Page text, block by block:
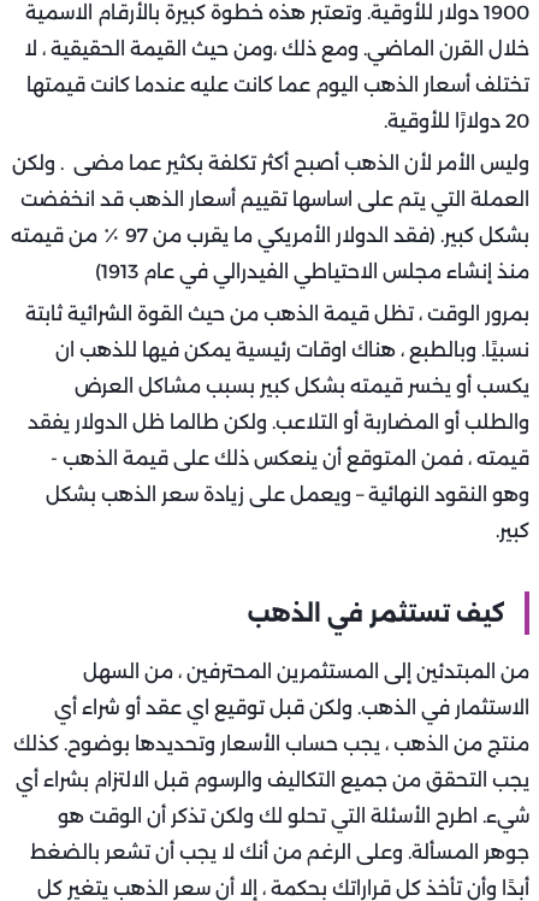
1900 دولار للأوقية. وتعتبر هذه خطوة كبيرة بالأرقام الاسمية
خلال القرن الماضي. ومع ذلك ،ومن حيث القيمة الحقيقية ، لا
تختلف أسعار الذهب اليوم عما كانت عليه عندما كانت قيمتها
20 دولارًا للأوقية.
وليس الأمر لأن الذهب أصبح أكثر تكلفة بكثير عما مضى . ولكن
العملة التي يتم على اساسها تقييم أسعار الذهب قد انخفضت
بشكل كبير. (فقد الدولار الأمريكي ما يقرب من 97 ٪ من قيمته
منذ إنشاء مجلس الاحتياطي الفيدرالي في عام 1913)
بمرور الوقت ، تظل قيمة الذهب من حيث القوة الشرائية ثابتة
نسبيًا. وبالطبع ، هناك اوقات رئيسية يمكن فيها للذهب ان
يكسب أو يخسر قيمته بشكل كبير بسبب مشاكل العرض
والطلب أو المضاربة أو التلاعب. ولكن طالما ظل الدولار يفقد
قيمته ، فمن المتوقع أن ينعكس ذلك على قيمة الذهب -
وهو النقود النهائية – ويعمل على زيادة سعر الذهب بشكل
كبير.
كيف تستثمر في الذهب
من المبتدئين إلى المستثمرين المحترفين ، من السهل
الاستثمار في الذهب. ولكن قبل توقيع اي عقد أو شراء أي
منتج من الذهب ، يجب حساب الأسعار وتحديدها بوضوح. كذلك
يجب التحقق من جميع التكاليف والرسوم قبل الالتزام بشراء أي
شيء. اطرح الأسئلة التي تحلو لك ولكن تذكر أن الوقت هو
جوهر المسألة. وعلى الرغم من أنك لا يجب أن تشعر بالضغط
أبدًا وأن تأخذ كل قراراتك بحكمة ، إلا أن سعر الذهب يتغير كل